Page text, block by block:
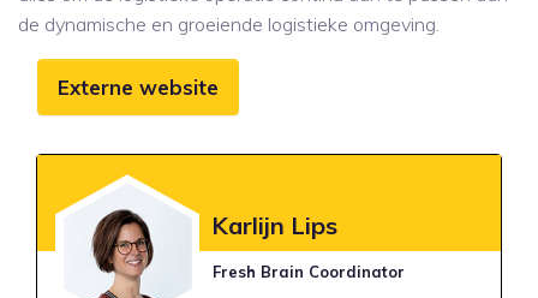
de dynamische en groeiende logistieke omgeving.
Externe website
Karlijn Lips
Fresh Brain Coordinator